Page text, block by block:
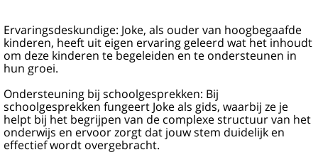
Ervaringsdeskundige: Joke, als ouder van hoogbegaafde
kinderen, heeft uit eigen ervaring geleerd wat het inhoudt
om deze kinderen te begeleiden en te ondersteunen in
hun groei.
Ondersteuning bij schoolgesprekken: Bij
schoolgesprekken fungeert Joke als gids, waarbij ze je
helpt bij het begrijpen van de complexe structuur van het
onderwijs en ervoor zorgt dat jouw stem duidelijk en
effectief wordt overgebracht.